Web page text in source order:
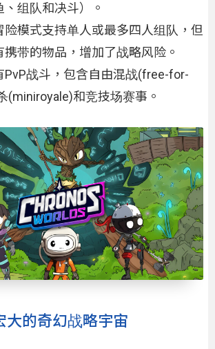
组队和决斗）。
险模式支持单人或最多四人组队，但
带的物品，增加了战略风险。
PvP战斗，包含自由混战(free-for-
(miniroyale)和竞技场赛事。
大的奇幻战略宇宙